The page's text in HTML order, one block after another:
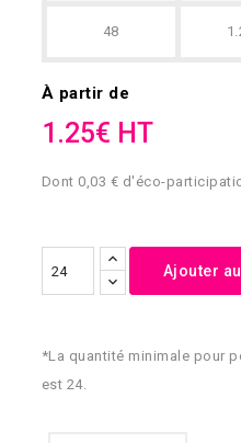
48
À partir de
1.25€ HT
Dont 0,03 € d'éco-
Ajouter
*La quantité minimale pour
est 24.